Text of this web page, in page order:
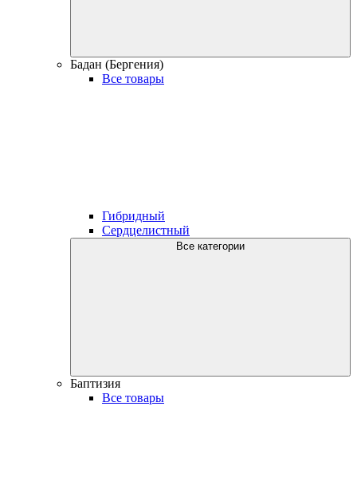
Бадан (Бергения)
Все товары
Гибридный
Сердцелистный
Все категории
Баптизия
Все товары